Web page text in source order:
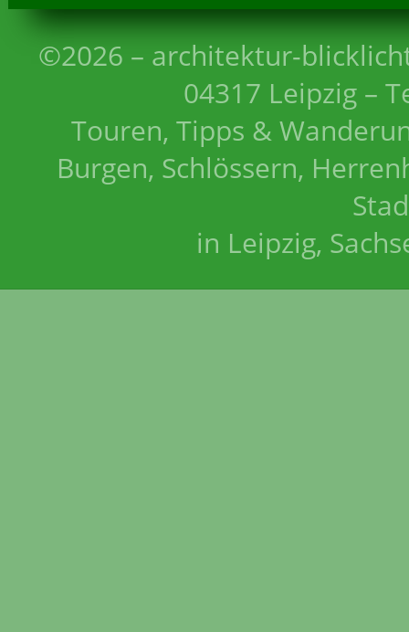
©2026 – architektur-
04317 Leipzig –
Touren, Tipps &
Burgen, Schlössern,
in Leipzig,